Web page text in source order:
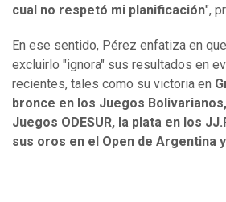
cual no respetó mi planificación",
En ese sentido, Pérez enfatiza en
excluirlo "ignora" sus resultados en
recientes, tales como su victoria en
bronce en los Juegos
Juegos ODESUR, la plata en los
sus oros en el Open de Argentina